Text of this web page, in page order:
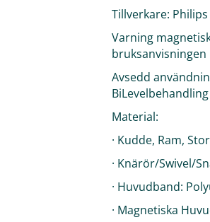
Tillverkare: Philips
Varning
Avsedd
BiLevelbehandling
Material:
· Kudde, Ram,
· Knärör/Swivel/
· Huvudband:
· Magnetiska